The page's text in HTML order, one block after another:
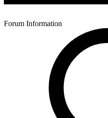
Forum Information